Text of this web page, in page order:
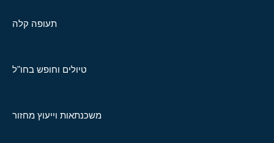
תעופה קלה
טיולים וחופש בחו"ל
משכנתאות וייעוץ מחזור